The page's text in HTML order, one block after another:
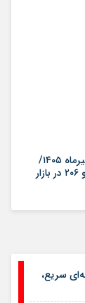
لیست قیمت خودروهای کارکرده تیرماه ۱۴۰۵/
پراید، سمند، شاهین، تیبا، دنا و پژو ۲۰۶ در بازار
سریع،